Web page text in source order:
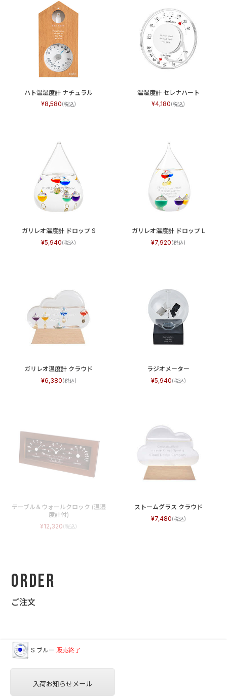
ハト温湿度計 ナチュラル
8,580
温湿度計 セレナハート
4,180
ガリレオ温度計 ドロップ S
5,940
ガリレオ温度計 ドロップ L
7,920
ガリレオ温度計 クラウド
6,380
ラジオメーター
5,940
テーブル＆ウォールクロック (温湿
度計付)
12,320
ストームグラス クラウド
7,480
Order
ご注文
S ブルー 販売終了
入荷お知らせメール